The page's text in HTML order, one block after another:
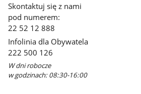
Skontaktuj się z nami
pod numerem:
22 52 12 888
Infolinia dla Obywatela
222 500 126
W dni robocze
w godzinach: 08:30-16:00